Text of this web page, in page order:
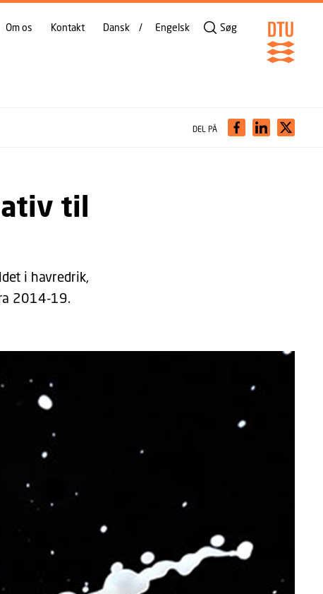
Om os Kontakt Dansk Engelsk Søg
DEL PÅ
til
i havredrik,
2014-19.